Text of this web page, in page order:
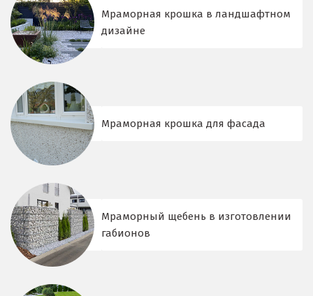
Мраморная крошка в ландшафтном
дизайне
Мраморная крошка для фасада
Мраморный щебень в изготовлении
габионов